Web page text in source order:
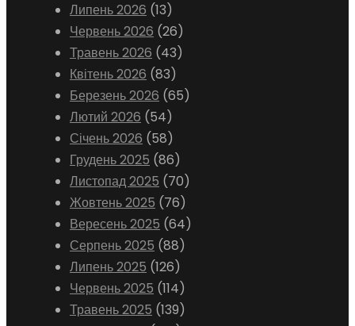
Липень 2026 (13)
Червень 2026 (26)
Травень 2026 (43)
Квітень 2026 (83)
Березень 2026 (65)
Лютий 2026 (54)
Січень 2026 (58)
Грудень 2025 (86)
Листопад 2025 (70)
Жовтень 2025 (76)
Вересень 2025 (64)
Серпень 2025 (88)
Липень 2025 (126)
Червень 2025 (114)
Травень 2025 (139)